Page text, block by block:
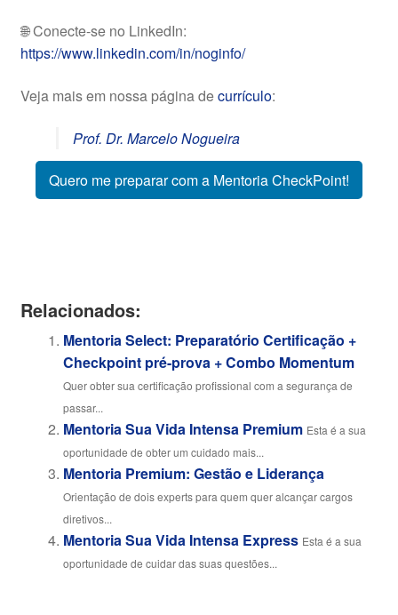
🌐 Conecte-se no LinkedIn:
https://www.linkedin.com/in/noginfo/
Veja mais em nossa página decurrículo:
Prof. Dr. Marcelo Nogueira
Quero me preparar com a Mentoria CheckPoint!
Relacionados:
Mentoria Select: Preparatório Certificação +
Checkpoint pré-prova + Combo Momentum
Quer obter sua certificação profissional com a segurança de
passar...
Mentoria Sua Vida Intensa Premium Esta é a sua
oportunidade de obter um cuidado mais...
Mentoria Premium: Gestão e Liderança
Orientação de dois experts para quem quer alcançar cargos
diretivos...
Mentoria Sua Vida Intensa Express Esta é a sua
oportunidade de cuidar das suas questões...